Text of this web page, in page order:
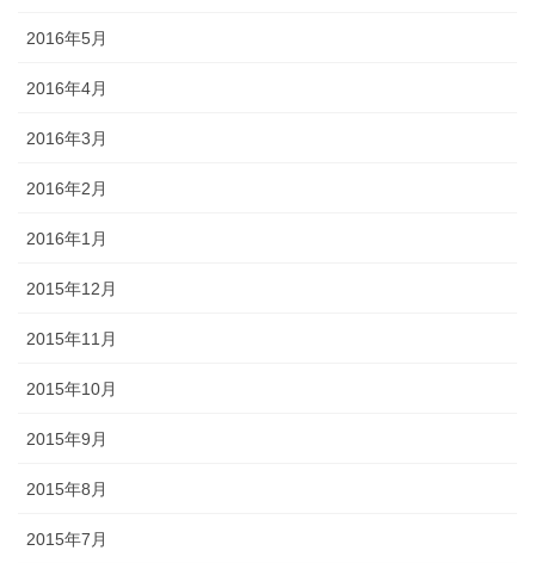
2016年5月
2016年4月
2016年3月
2016年2月
2016年1月
2015年12月
2015年11月
2015年10月
2015年9月
2015年8月
2015年7月